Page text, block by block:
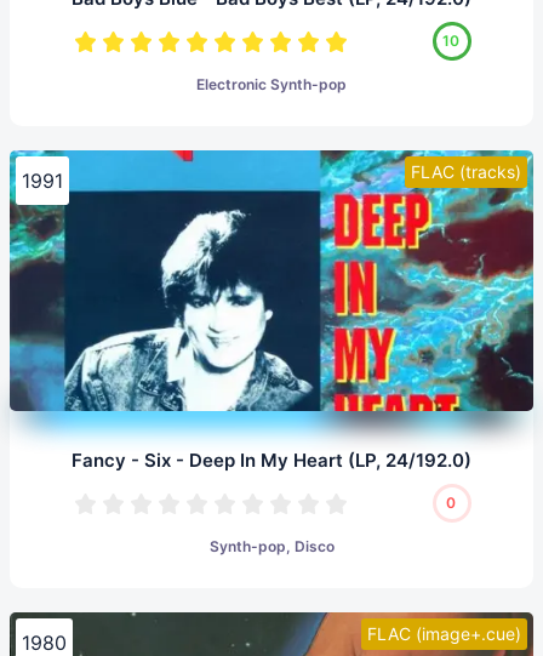
10
Electronic Synth-pop
FLAC (tracks)
1991
Fancy - Six - Deep In My Heart (LP, 24/192.0)
0
Synth-pop, Disco
FLAC (image+.cue)
1980